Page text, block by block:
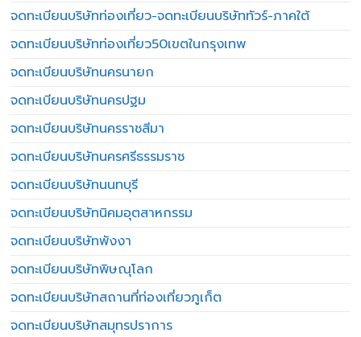
จดทะเบียนบริษัทท่องเที่ยว-จดทะเบียนบริษัททัวร์-ภาคใต้
จดทะเบียนบริษัทท่องเที่ยว50เขตในกรุงเทพ
จดทะเบียนบริษัทนครนายก
จดทะเบียนบริษัทนครปฐม
จดทะเบียนบริษัทนครราชสีมา
จดทะเบียนบริษัทนครศรีธรรมราช
จดทะเบียนบริษัทนนทบุรี
จดทะเบียนบริษัทนิคมอุตสาหกรรม
จดทะเบียนบริษัทพังงา
จดทะเบียนบริษัทพิษณุโลก
จดทะเบียนบริษัทสถานที่ท่องเที่ยวภูเก็ต
จดทะเบียนบริษัทสมุทรปราการ